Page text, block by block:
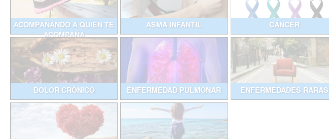
ACOMPAÑANDO A QUIEN TE
ACOMPAÑA
ASMA INFANTIL CÁNCER
DOLOR CRÓNICO ENFERMEDAD PULMONAR ENFERMEDADES RARAS